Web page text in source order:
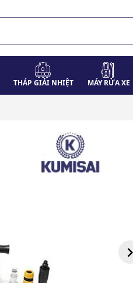
THÁP GIẢI NHIỆT MÁY RỬA XE